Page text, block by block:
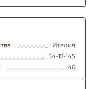
Италия
54-17-145
46